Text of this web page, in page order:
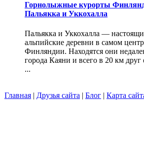
Горнолыжные курорты
Пальякка и Уккохалла
Пальякка и Уккохалла —
альпийские деревни в самом
Финляндии. Находятся они
города Каяни и всего в 20 км друг
...
Главная | Друзья сайта | Блог | Карта